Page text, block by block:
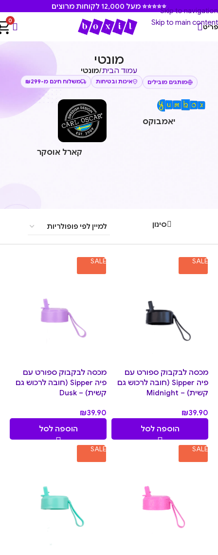
Skip to navigation
Skip to main content
⭐⭐⭐⭐⭐ מעל 12,000 לקוחות מרוצים
0
מונטי
עמוד הבית/מונטי
מותגים מובילים איכות ובטיחות משלוח חינם מ-₪299
יאמבוקס
קארל אוסקר
סינון
SALE
מכסה לבקבוק ספורט עם
פיה Sipper (חובה לרכוש גם
קשית) – Midnight
₪39.90
הוספה לסל
SALE
מכסה לבקבוק ספורט עם
פיה Sipper (חובה לרכוש גם
קשית) – Dusk
₪39.90
הוספה לסל
SALE
SALE